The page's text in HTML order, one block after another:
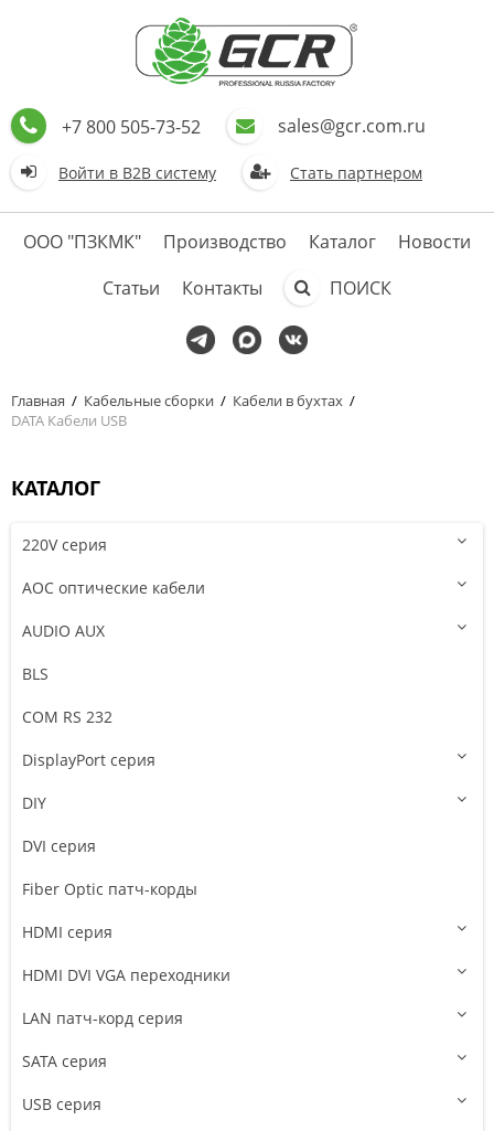
+7 800 505-73-52 sales@gcr.com.ru
Войти в В2В систему Стать партнером
ООО "ПЗКМК" Производство Каталог
Новости
Статьи
Контакты ПОИСК
Главная / Кабельные сборки / Кабели в бухтах /
DATA Кабели USB
КАТАЛОГ
220V серия
AOC оптические кабели
AUDIO AUX
BLS
COM RS 232
DisplayPort серия
DIY
DVI серия
Fiber Optic патч-корды
HDMI серия
HDMI DVI VGA переходники
LAN патч-корд серия
SATA серия
USB серия